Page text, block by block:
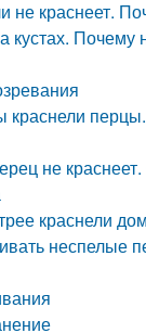
не краснеет.
кустах. Почему
краснели
не
краснели
неспелые